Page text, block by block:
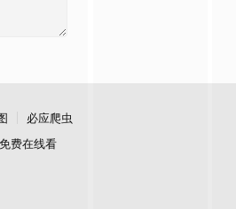
必应爬虫
费在线看